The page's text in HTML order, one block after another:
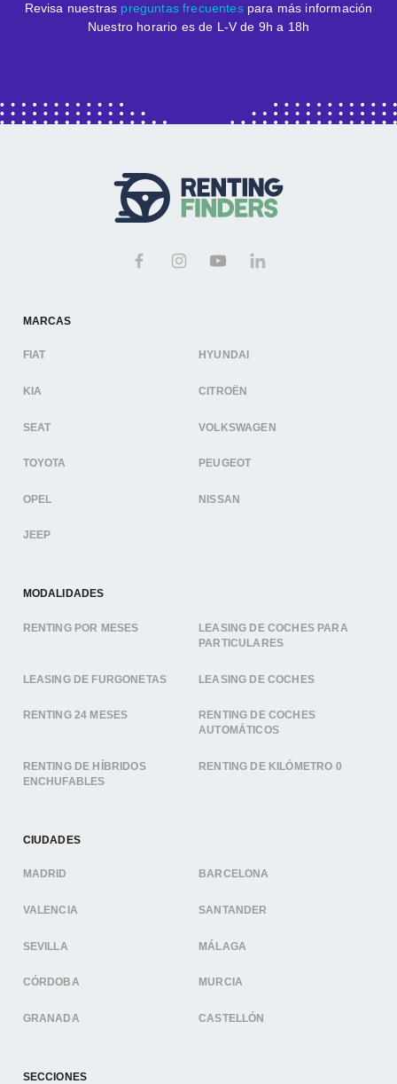
Revisa nuestras preguntas frecuentespara más información
Nuestro horario es de L-V de 9h a 18h
MARCAS
FIAT HYUNDAI
KIA CITROËN
SEAT VOLKSWAGEN
TOYOTA PEUGEOT
OPEL NISSAN
JEEP
MODALIDADES
RENTING POR MESES
LEASING DE COCHES PARA
PARTICULARES
LEASING DE FURGONETAS LEASING DE COCHES
RENTING 24 MESES
RENTING DE COCHES
AUTOMÁTICOS
RENTING DE HÍBRIDOS
ENCHUFABLES
RENTING DE KILÓMETRO 0
CIUDADES
MADRID BARCELONA
VALENCIA SANTANDER
SEVILLA MÁLAGA
CÓRDOBA MURCIA
GRANADA CASTELLÓN
SECCIONES